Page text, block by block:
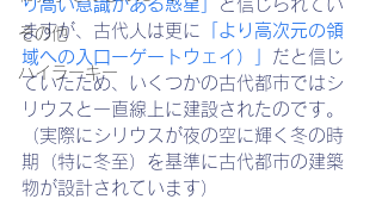
その他
ハイラーキー
り高い意識がある惑星」
と信じられてい
ますが、古代人は更に
「より高次元の領
域への入口ーゲートウェイ）」 だと信じ
ていたため、いくつかの古代都市ではシ
リウスと一直線上に建設されたのです。
（実際にシリウスが夜の空に輝く冬の時
期（特に冬至）を基準に古代都市の建築
物が設計されています）